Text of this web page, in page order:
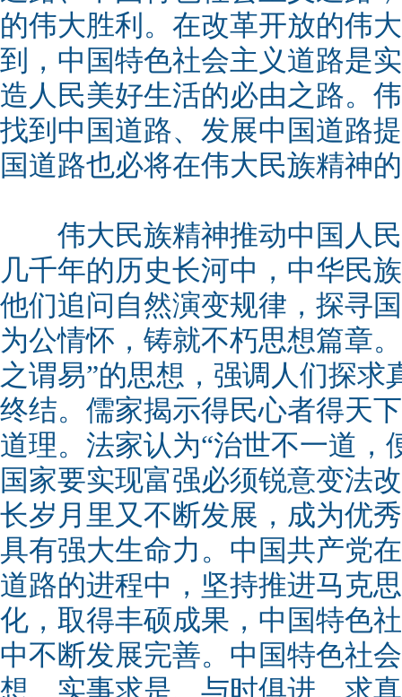
的伟大胜利。在改革开放的伟
到，中国特色社会主义道路是
造人民美好生活的必由之路。
找到中国道路、发展中国道路
国道路也必将在伟大民族精神
伟大民族精神推动中国人民
几千年的历史长河中，中华民
他们追问自然演变规律，探寻
为公情怀，铸就不朽思想篇章
之谓易”的思想，强调人们探求
终结。儒家揭示得民心者得天
道理。法家认为“治世不一道，
国家要实现富强必须锐意变法
长岁月里又不断发展，成为优
具有强大生命力。中国共产党
道路的进程中，坚持推进马克
化，取得丰硕成果，中国特色
中不断发展完善。中国特色社
想、实事求是、与时俱进、求